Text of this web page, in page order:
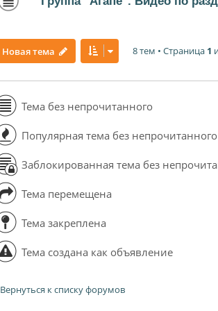
Новая тема 8 тем • Страница 1
Тема без непрочитанного
Популярная тема без непрочитанного
Заблокированная тема без
Тема перемещена
Тема закреплена
Тема создана как объявление
Вернуться к списку форумов